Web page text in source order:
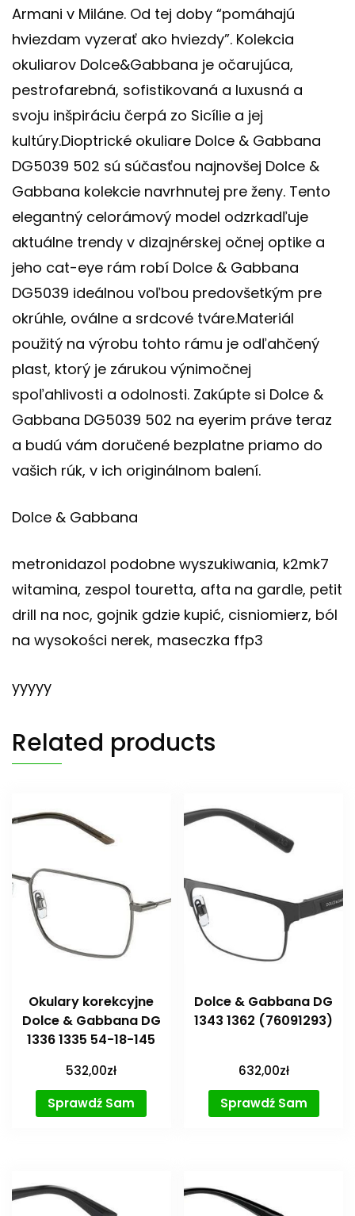
Armani v Miláne. Od tej doby “pomáhajú
hviezdam vyzerať ako hviezdy”. Kolekcia
okuliarov Dolce&Gabbana je očarujúca,
pestrofarebná, sofistikovaná a luxusná a
svoju inšpiráciu čerpá zo Sicílie a jej
kultúry.Dioptrické okuliare Dolce & Gabbana
DG5039 502 sú súčasťou najnovšej Dolce &
Gabbana kolekcie navrhnutej pre ženy. Tento
elegantný celorámový model odzrkadľuje
aktuálne trendy v dizajnérskej očnej optike a
jeho cat-eye rám robí Dolce & Gabbana
DG5039 ideálnou voľbou predovšetkým pre
okrúhle, oválne a srdcové tváre.Materiál
použitý na výrobu tohto rámu je odľahčený
plast, ktorý je zárukou výnimočnej
spoľahlivosti a odolnosti. Zakúpte si Dolce &
Gabbana DG5039 502 na eyerim práve teraz
a budú vám doručené bezplatne priamo do
vašich rúk, v ich originálnom balení.
Dolce & Gabbana
metronidazol podobne wyszukiwania, k2mk7
witamina, zespol touretta, afta na gardle, petit
drill na noc, gojnik gdzie kupić, cisniomierz, ból
na wysokości nerek, maseczka ffp3
yyyyy
Related products
Okulary korekcyjne
Dolce & Gabbana DG
1336 1335 54-18-145
532,00zł
Sprawdź Sam
Dolce & Gabbana DG
1343 1362 (76091293)
632,00zł
Sprawdź Sam